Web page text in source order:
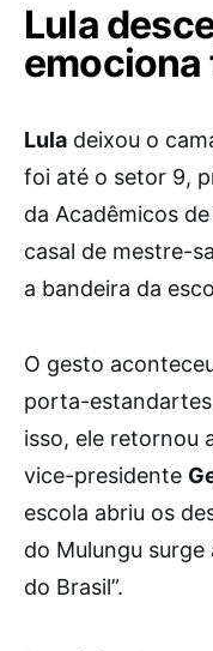
Lula
emociona
Lula deixou o
foi até o setor 9,
da Acadêmicos
casal de mestre-
a bandeira da
O gesto
porta-
isso, ele retornou
vice-presidente
escola abriu os
do Mulungu surge
do Brasil”.